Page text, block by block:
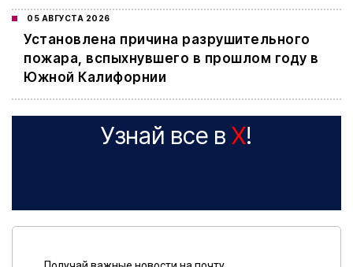
05 АВГУСТА 2026
Установлена причина разрушительного
пожара, вспыхнувшего в прошлом году в
Южной Калифорнии
Узнай все в X!